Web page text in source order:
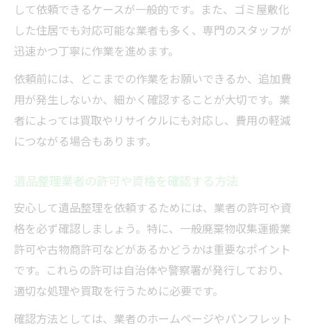
して依頼できるケースが一般的です。また、ゴミ屋敷化
した住居でも対応可能な業者も多く、専門のスタッフが
迅速かつ丁寧に作業を進めます。
依頼前には、どこまでの作業をお願いできるか、追加費
用が発生しないか、細かく確認することが大切です。業
者によっては買取やリサイクルにも対応し、費用の軽減
につながる場合もあります。
遺品整理業者の許可や資格を確認する方法
安心して遺品整理を依頼するためには、業者の許可や資
格を必ず確認しましょう。特に、一般廃棄物収集運搬業
許可や古物商許可などがあるかどうかは重要なポイント
です。これらの許可は自治体や警察署が発行しており、
適切な処理や買取を行うために必要です。
確認方法としては、業者のホームページやパンフレット